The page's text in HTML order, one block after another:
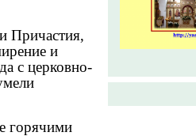
Причастия,
и
с церковно-
горячими